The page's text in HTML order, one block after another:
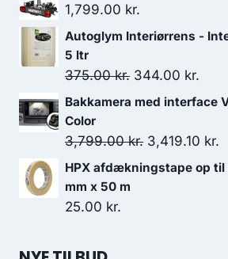
1,799.00 kr.
Autoglym Interiørrens -
5 ltr
375.00kr. Den
oprindelige
var:
375.00 kr..
344.00 kr.
er:
Bakkamera med interface
Color
3,799.00kr. Den
oprindelige
3,419.10 kr.
HPX afdækningstape op til
mm x 50 m
25.00 kr.